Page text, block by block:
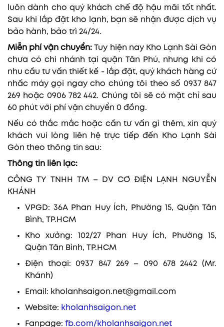
luôn dành cho quý khách chế độ hậu mãi tốt nhất.
Sau khi lắp đặt kho lạnh, bạn sẽ nhận được dịch vụ
bảo hành, bảo trì 24/24.
Miễn phí vận chuyển:Tuy hiện nay Kho Lạnh Sài Gòn
chưa có chi nhánh tại quận Tân Phú, nhưng khi có
nhu cầu tư vấn thiết kế - lắp đặt, quý khách hàng cứ
nhấc máy gọi ngay cho chúng tôi theo số 0937 847
269 hoặc 0906 782 442. Chúng tôi sẽ có mặt chỉ sau
60 phút với phí vận chuyển 0 đồng.
Nếu có thắc mắc hoặc cần tư vấn gì thêm, xin quý
khách vui lòng liên hệ trực tiếp đến Kho Lạnh Sài
Gòn theo thông tin sau:
Thông tin liên lạc:
CÔNG TY TNHH TM – DV CƠ ĐIỆN LẠNH NGUYỄN
KHÁNH
VPGD: 36A Phan Huy Ích, Phường 15, Quận Tân
Bình, TP.HCM
Kho xưởng: 102/27 Phan Huy Ích, Phường 15,
Quận Tân Bình, TP.HCM
Điện thoại: 0937 847 269 – 090 678 2442 (Mr.
Khánh)
Email: kholanhsaigon.net@gmail.com
Website: kholanhsaigon.net
Fanpage: fb.com/kholanhsaigon.net